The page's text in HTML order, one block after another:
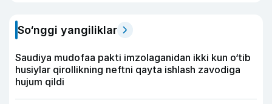
So‘nggi yangiliklar
Saudiya mudofaa pakti imzolaganidan ikki kun o‘tib
husiylar qirollikning neftni qayta ishlash zavodiga
hujum qildi